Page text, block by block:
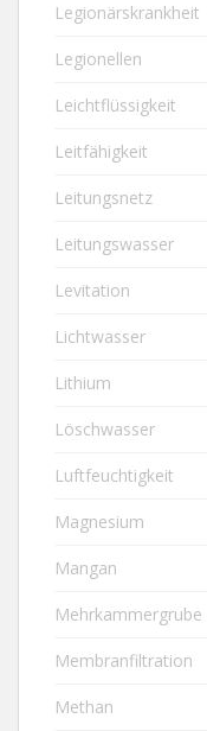
Legionärskrankheit
Legionellen
Leichtflüssigkeit
Leitfähigkeit
Leitungsnetz
Leitungswasser
Levitation
Lichtwasser
Lithium
Löschwasser
Luftfeuchtigkeit
Magnesium
Mangan
Mehrkammergrube
Membranfiltration
Methan